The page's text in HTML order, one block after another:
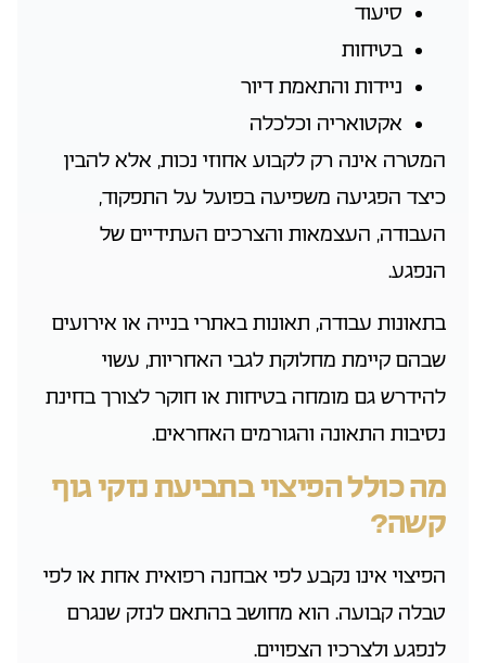
סיעוד
בטיחות
ניידות והתאמת דיור
אקטואריה וכלכלה
המטרה אינה רק לקבוע אחוזי נכות, אלא להבין
כיצד הפגיעה משפיעה בפועל על התפקוד,
העבודה, העצמאות והצרכים העתידיים של
הנפגע.
בתאונות עבודה, תאונות באתרי בנייה או אירועים
שבהם קיימת מחלוקת לגבי האחריות, עשוי
להידרש גם מומחה בטיחות או חוקר לצורך בחינת
נסיבות התאונה והגורמים האחראים.
מה כולל הפיצוי בתביעת נזקי גוף
קשה?
הפיצוי אינו נקבע לפי אבחנה רפואית אחת או לפי
טבלה קבועה. הוא מחושב בהתאם לנזק שנגרם
לנפגע ולצרכיו הצפויים.